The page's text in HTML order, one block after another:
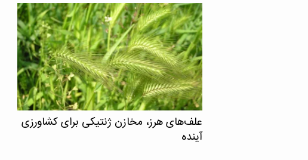
علف‌های هرز، مخازن ژنتیکی برای کشاورزی
آینده